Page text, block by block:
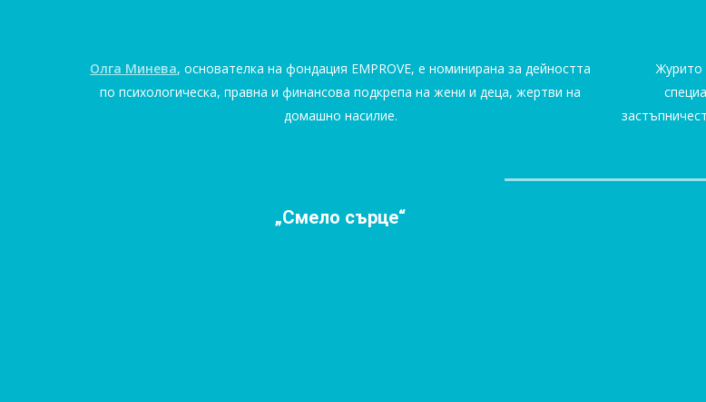
Олга Минева, основателка на фондация EMPROVE, е номинирана за дейността
по психологическа, правна и финансова подкрепа на жени и деца, жертви на
домашно насилие.
Журито
„Смело сърце“